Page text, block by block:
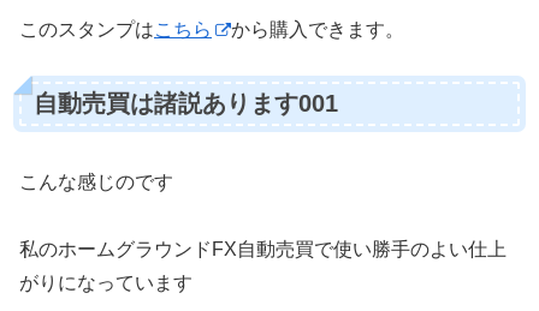
このスタンプはこちら から購入できます。
自動売買は諸説あります001
こんな感じのです
私のホームグラウンドFX自動売買で使い勝手のよい仕上
がりになっています